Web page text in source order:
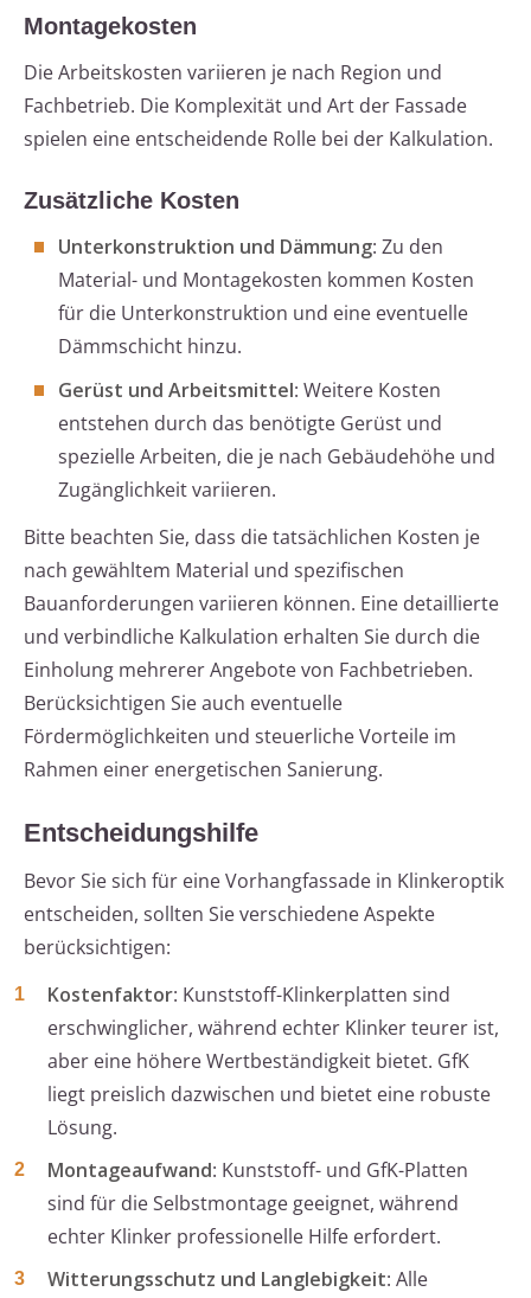
Montagekosten
Die Arbeitskosten variieren je nach Region und
Fachbetrieb. Die Komplexität und Art der Fassade
spielen eine entscheidende Rolle bei der Kalkulation.
Zusätzliche Kosten
Unterkonstruktion und Dämmung: Zu den
Material- und Montagekosten kommen Kosten
für die Unterkonstruktion und eine eventuelle
Dämmschicht hinzu.
Gerüst und Arbeitsmittel: Weitere Kosten
entstehen durch das benötigte Gerüst und
spezielle Arbeiten, die je nach Gebäudehöhe und
Zugänglichkeit variieren.
Bitte beachten Sie, dass die tatsächlichen Kosten je
nach gewähltem Material und spezifischen
Bauanforderungen variieren können. Eine detaillierte
und verbindliche Kalkulation erhalten Sie durch die
Einholung mehrerer Angebote von Fachbetrieben.
Berücksichtigen Sie auch eventuelle
Fördermöglichkeiten und steuerliche Vorteile im
Rahmen einer energetischen Sanierung.
Entscheidungshilfe
Bevor Sie sich für eine Vorhangfassade in Klinkeroptik
entscheiden, sollten Sie verschiedene Aspekte
berücksichtigen:
Kostenfaktor: Kunststoff-Klinkerplatten sind
erschwinglicher, während echter Klinker teurer ist,
aber eine höhere Wertbeständigkeit bietet. GfK
liegt preislich dazwischen und bietet eine robuste
Lösung.
Montageaufwand: Kunststoff- und GfK-Platten
sind für die Selbstmontage geeignet, während
echter Klinker professionelle Hilfe erfordert.
Witterungsschutz und Langlebigkeit: Alle